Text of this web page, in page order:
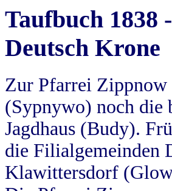
Taufbuch 1838
Deutsch Krone
Zur Pfarrei Zippnow
(Sypnywo) noch die
Jagdhaus (Budy).
die Filialgemeinden
Klawittersdorf